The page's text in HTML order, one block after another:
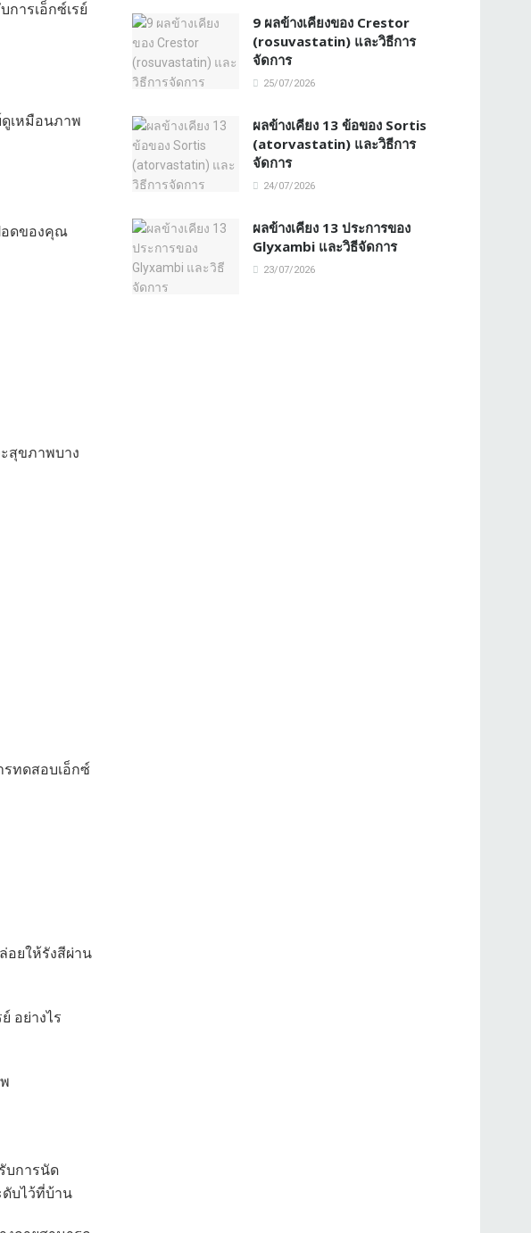
ารเอ็กซ์เรย์
ดูเหมือนภาพ
อดของคุณ
สุขภาพบาง
รทดสอบเอ็กซ์
อยให้รังสีผ่าน
อย่างไร
บการนัด
ดับไว้ที่บ้าน
9 ผลข้างเคียงของ Crestor
(rosuvastatin) และวิธีการ
จัดการ
25/07/2026
ผลข้างเคียง 13 ข้อของ Sortis
(atorvastatin) และวิธีการ
จัดการ
24/07/2026
ผลข้างเคียง 13 ประการของ
Glyxambi และวิธีจัดการ
23/07/2026